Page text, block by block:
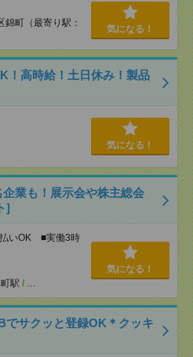
町（最寄り駅：
気になる！
！高時給！土日休み！製品
気になる！
業も！展示会や株主総会
]
いOK ■実働3時
駅 / …
気になる！
でサクッと登録OK＊クッキ